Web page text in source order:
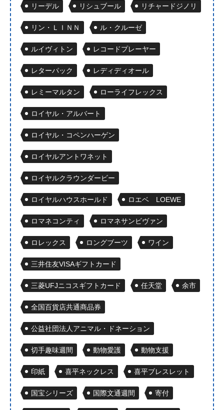
リーデル リシュブール リチャードジノリ
リン・ＬＩＮＮ ル・クルーゼ
ルイヴィトン レコードプレーヤー
レターパック レディディオール
レミーマルタン ローライフレックス
ロイヤル・アルバート
ロイヤル・コペンハーゲン
ロイヤルアントワネット
ロイヤルクラウンダービー
ロイヤルハウスホールド ロエベ LOEWE
ロマネコンティ ロマネサンビヴァン
ロレックス ロングブーツ ワイン
三井住友VISAギフトカード
三菱UFJニコスギフトカード 任天堂 余市
全国百貨店共通商品券
公益社団法人アニマル・ドネーション
切手趣味週間 動物愛護 動物支援
印紙 喜平ネックレス 喜平ブレスレット
国宝シリーズ 国際文通週間 寄付